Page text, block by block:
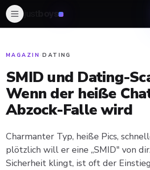
boys
MAGAZIN ·DATING
SMID und Dating-
Wenn der heiße
Abzock-Falle wird
Charmanter Typ, heiße Pics,
plötzlich will er eine „SMID" von
Sicherheit klingt, ist oft der